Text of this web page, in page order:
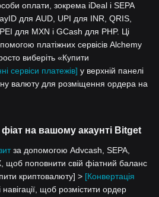
оплати, зокрема iDeal і SEPA
для AUD, UPI для INR, QRIS,
для MXN і GCash для PHP. Ці
платіжних сервісів Alchemy
виберіть «Купити
сервіси платежів] у верхній панелі
валюту для розміщення ордера на
на вашому акаунті Bitget
за допомогою Advcash, SEPA,
щоб поповнити свій фіатний баланс
криптовалюту] > [Конвертація
щоб розмістити ордер